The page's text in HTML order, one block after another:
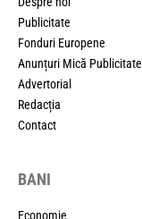
Publicitate
Fonduri Europene
Anunțuri Mică Publicitate
Advertorial
Redacția
Contact
BANI
Economie